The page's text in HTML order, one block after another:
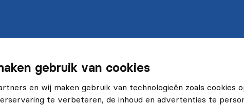
gebruik van cookies
en wij maken gebruik van technologieën zoals cookies
te verbeteren, de inhoud en advertenties te